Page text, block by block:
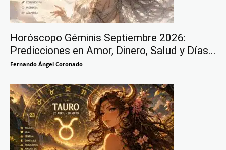
Horóscopo Géminis Septiembre 2026:
Predicciones en Amor, Dinero, Salud y Días...
Fernando Ángel Coronado -